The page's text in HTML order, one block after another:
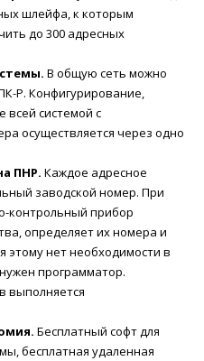
шлейфа, к которым
до 300 адресных
В общую сеть можно
Р. Конфигурирование,
всей системой с
осуществляется через одно
ПНР. Каждое адресное
заводской номер. При
контрольный прибор
определяет их номера и
этому нет необходимости в
программатор.
выполняется
Бесплатный софт для
бесплатная удаленная